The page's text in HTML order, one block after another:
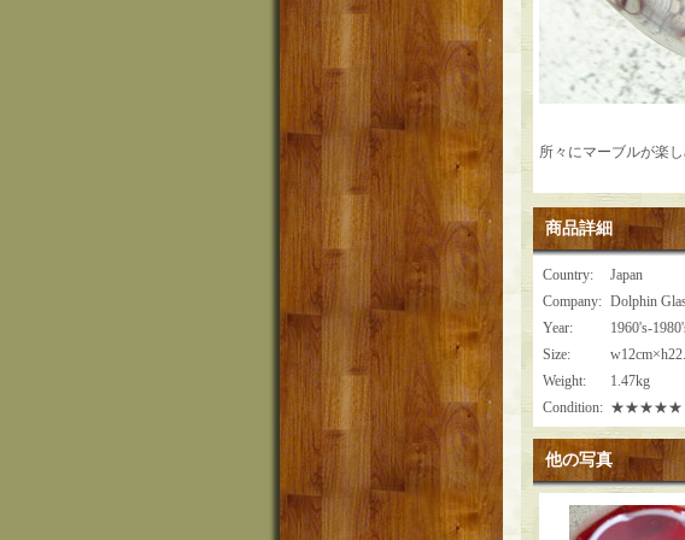
所々にマーブルが楽し
商品詳細
Country:
Japan
Company: Dolphin
Year:
1960's-
Size:
Weight:
1.47kg
Condition: ★★★★★
他の写真